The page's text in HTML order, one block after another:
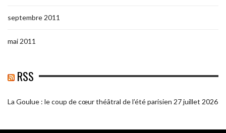
septembre 2011
mai 2011
RSS
La Goulue : le coup de cœur théâtral de l’été parisien 27 juillet 2026